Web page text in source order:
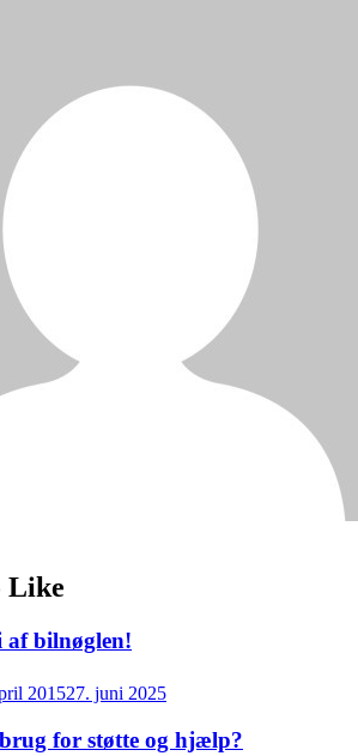
Like
af bilnøglen!
201527. juni 2025
for støtte og hjælp?